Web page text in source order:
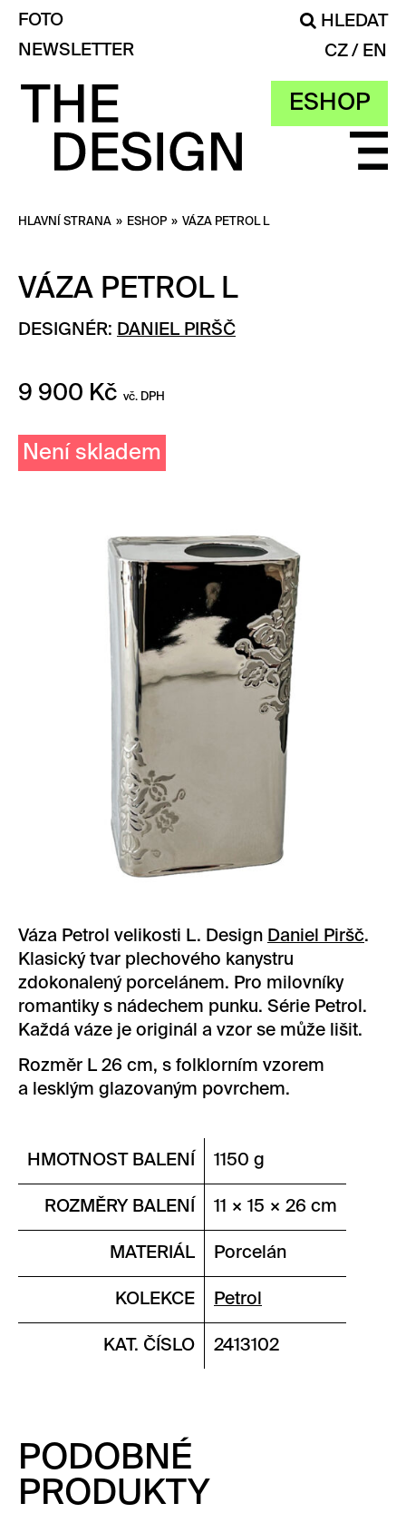
ESHOP
FOTO
HLEDAT
NEWSLETTER
CZ EN
HLAVNÍ STRANA » ESHOP » VÁZA PETROL L
VÁZA PETROL L
DESIGNÉR: DANIEL PIRŠČ
9 900 Kč vč. DPH
Není skladem
Váza Petrol velikosti L. Design Daniel Piršč.
Klasický tvar plechového kanystru
zdokonalený porcelánem. Pro milovníky
romantiky s nádechem punku. Série Petrol.
Každá váze je originál a vzor se může lišit.
Rozměr L 26 cm, s folklorním vzorem
a lesklým glazovaným povrchem.
HMOTNOST BALENÍ 1150 g
ROZMĚRY BALENÍ 11 × 15 × 26 cm
MATERIÁL Porcelán
KOLEKCE Petrol
KAT. ČÍSLO 2413102
PODOBNÉ
PRODUKTY